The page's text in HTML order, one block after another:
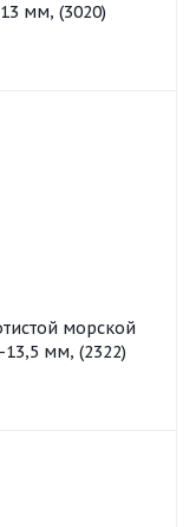
мм, (3020)
морской
мм, (2322)